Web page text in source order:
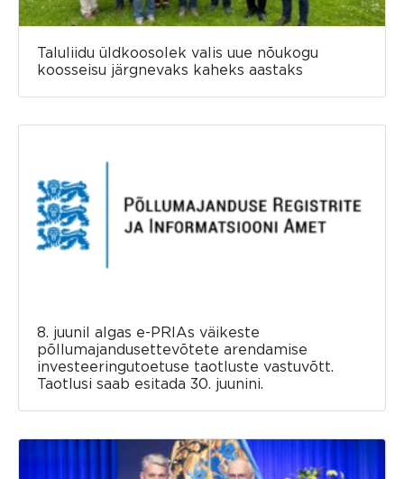
Taluliidu üldkoosolek valis uue nõukogu
koosseisu järgnevaks kaheks aastaks
8. juunil algas e-PRIAs väikeste
põllumajandusettevõtete arendamise
investeeringutoetuse taotluste vastuvõtt.
Taotlusi saab esitada 30. juunini.